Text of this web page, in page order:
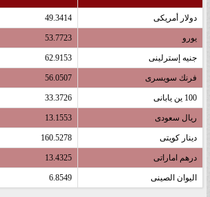
دولار أمريكى 49.3414
يورو 53.7723
جنيه إسترلينى 62.9153
فرنك سويسرى 56.0507
100 ين يابانى 33.3726
ريال سعودى 13.1553
دينار كويتى 160.5278
درهم اماراتى 13.4325
اليوان الصينى 6.8549